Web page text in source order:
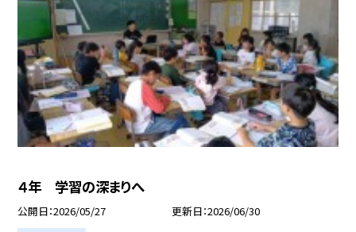
４年 学習の深まりへ
公開日 2026/05/27 更新日 2026/06/30